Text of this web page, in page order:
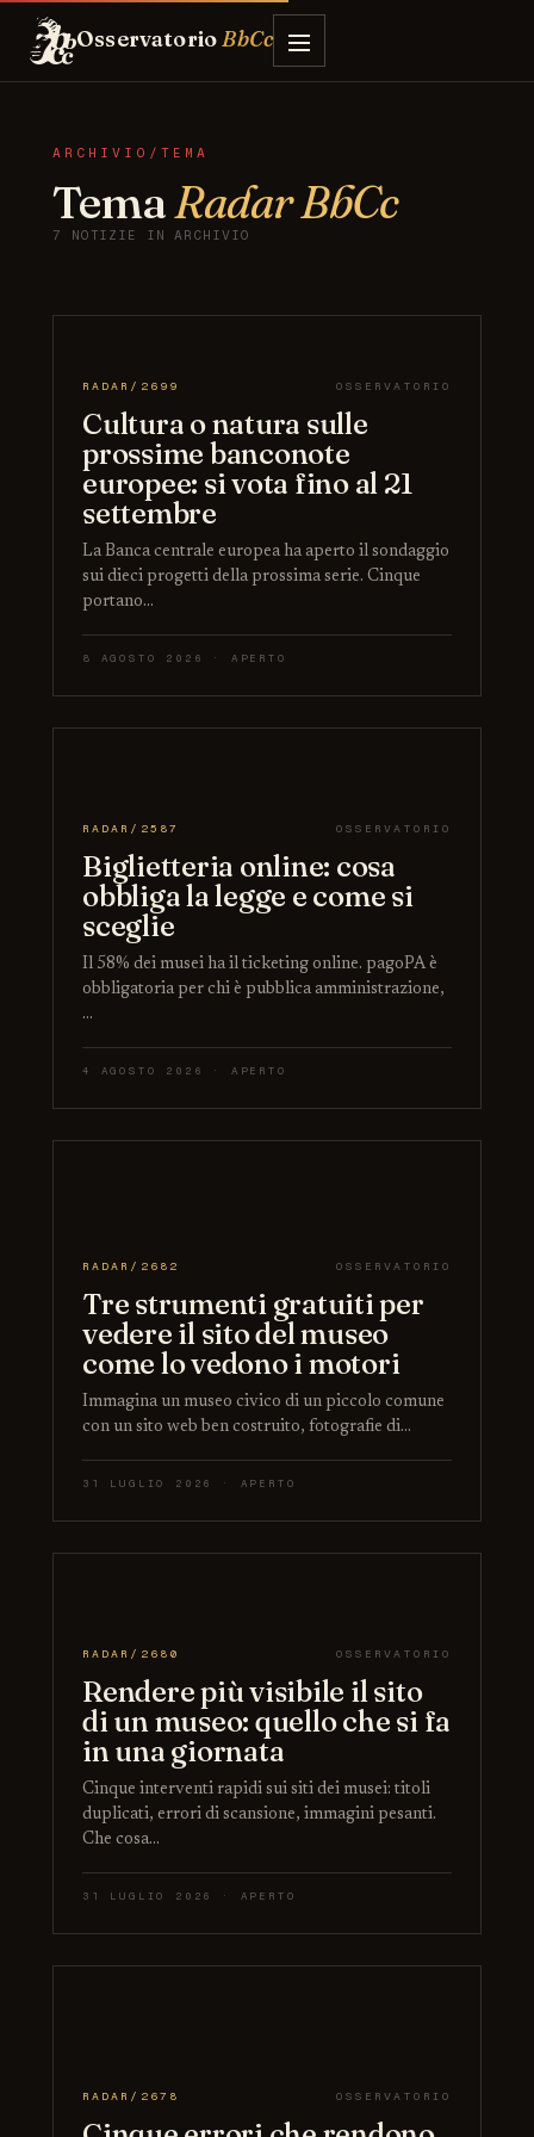
OsservatorioBbCc
ARCHIVIO/TEMA
TemaRadar BbCc
7 NOTIZIE IN ARCHIVIO
RADAR/2699 OSSERVATORIO
Cultura o natura sulle
prossime banconote
europee: si vota fino al 21
settembre
La Banca centrale europea ha aperto il sondaggio
sui dieci progetti della prossima serie. Cinque
portano…
8 AGOSTO 2026 · APERTO
RADAR/2587 OSSERVATORIO
Biglietteria online: cosa
obbliga la legge e come si
sceglie
Il 58% dei musei ha il ticketing online. pagoPA è
obbligatoria per chi è pubblica amministrazione,
…
4 AGOSTO 2026 · APERTO
RADAR/2682 OSSERVATORIO
Tre strumenti gratuiti per
vedere il sito del museo
come lo vedono i motori
Immagina un museo civico di un piccolo comune
con un sito web ben costruito, fotografie di…
31 LUGLIO 2026 · APERTO
RADAR/2680 OSSERVATORIO
Rendere più visibile il sito
di un museo: quello che si fa
in una giornata
Cinque interventi rapidi sui siti dei musei: titoli
duplicati, errori di scansione, immagini pesanti.
Che cosa…
31 LUGLIO 2026 · APERTO
RADAR/2678 OSSERVATORIO